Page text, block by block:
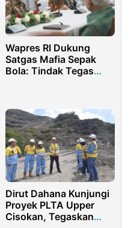
Wapres RI Dukung
Satgas Mafia Sepak
Bola: Tindak Tegas
Dirut Dahana Kunjungi
Proyek PLTA Upper
Cisokan, Tegaskan